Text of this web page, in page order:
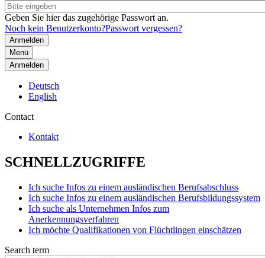
Geben Sie hier das zugehörige Passwort an.
Noch kein Benutzerkonto?Passwort vergessen?
Menü
Anmelden
Deutsch
English
Contact
Kontakt
SCHNELLZUGRIFFE
Ich suche Infos zu einem ausländischen Berufsabschluss
Ich suche Infos zu einem ausländischen Berufsbildungssystem
Ich suche als Unternehmen Infos zum
Anerkennungsverfahren
Ich möchte Qualifikationen von Flüchtlingen einschätzen
Search term